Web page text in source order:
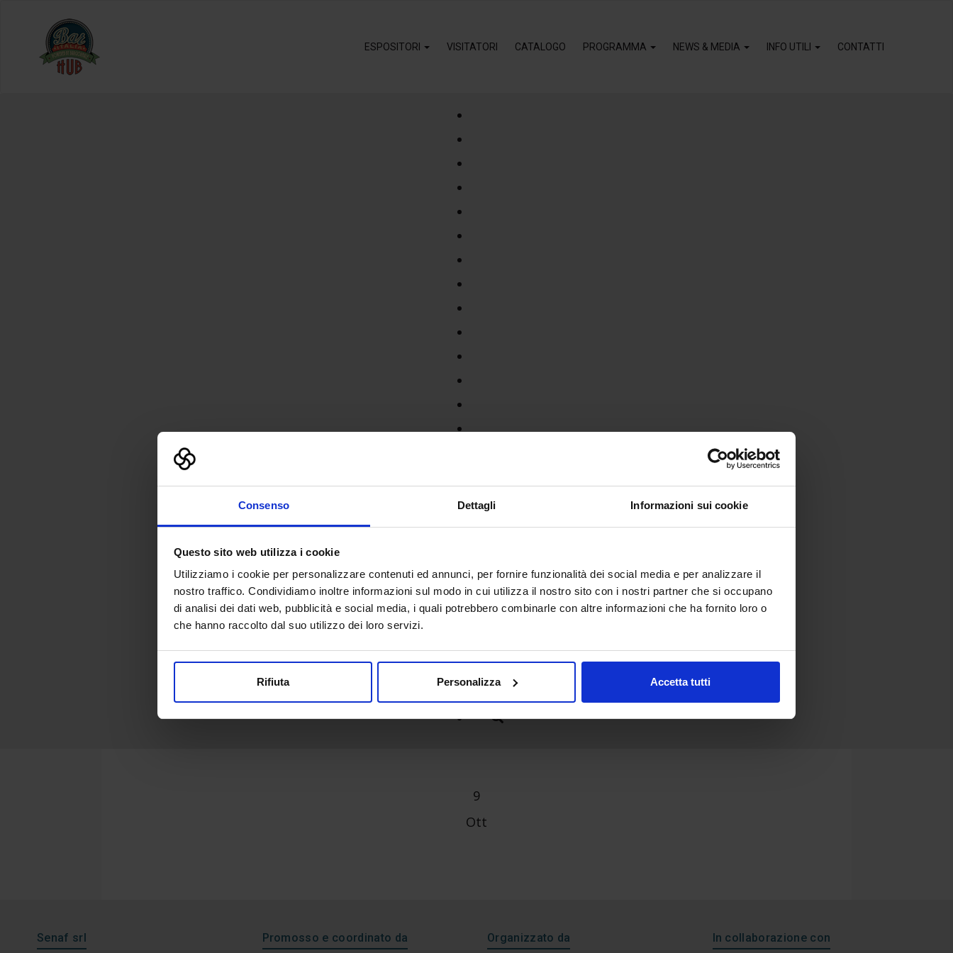
Consenso Dettagli Informazioni sui cookie
Questo sito web utilizza i cookie
Utilizziamo i cookie per personalizzare contenuti ed annunci, per fornire funzionalità dei social media e per analizzare il
nostro traffico. Condividiamo inoltre informazioni sul modo in cui utilizza il nostro sito con i nostri partner che si occupano
di analisi dei dati web, pubblicità e social media, i quali potrebbero combinarle con altre informazioni che ha fornito loro o
che hanno raccolto dal suo utilizzo dei loro servizi.
Rifiuta Personalizza Accetta tutti
ESPOSITORI VISITATORI CATALOGO PROGRAMMA NEWS & MEDIA INFO UTILI CONTATTI
9
Ott
Senaf srl Promosso e coordinato da Organizzato da In collaborazione con